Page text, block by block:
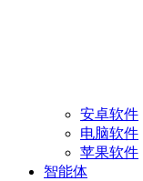
安卓软件
电脑软件
苹果软件
智能体